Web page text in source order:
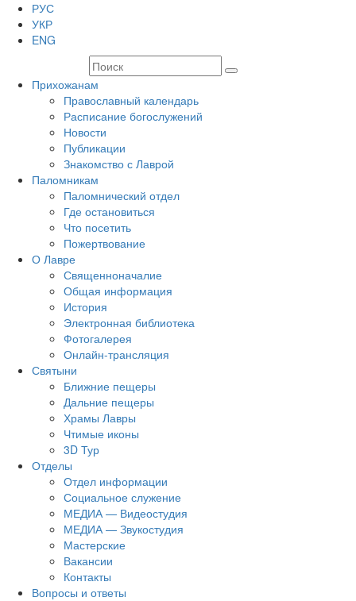
РУС
УКР
ENG
Прихожанам
Православный календарь
Расписание богослужений
Новости
Публикации
Знакомство с Лаврой
Паломникам
Паломнический отдел
Где остановиться
Что посетить
Пожертвование
О Лавре
Священноначалие
Общая информация
История
Электронная библиотека
Фотогалерея
Онлайн-трансляция
Святыни
Ближние пещеры
Дальние пещеры
Храмы Лавры
Чтимые иконы
3D Тур
Отделы
Отдел информации
Социальное служение
МЕДИА — Видеостудия
МЕДИА — Звукостудия
Мастерские
Вакансии
Контакты
Вопросы и ответы